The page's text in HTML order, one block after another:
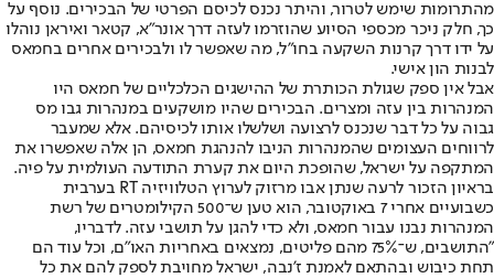
מהתרומות שימש לטרור, והיתר נכנס לכיסם הפרטי של הבכירים. נוסף על
כך, חלק ניכר מכספי הסיוע שהוזרמו לעזה דרך אונר"א, קטאר ואיראן נוהלו
על ידו דרך קרנות השקעה בחו"ל, מה שאפשר לו ולבכירים אחרים בחמאס
לבנות הון אישי.
אבל אין ספק שגולת הכותרת של ההישגים הכלכליים של חמאס היו
המנהרות בין עזה ומצרים. הבכירים שהיו מושקעים במנהרות גבו מס
גבוה על כל דבר שנכנס לרצועה ושלשלו אותו לכיסיהם. אלא שמעבר
לרווחים העצומים שהמנהרות הניבו להנהגת חמאס, הן אלה שאפשרו את
המתקפה על ישראל, שהופכת היום את קערת התודעה העולמית על פיה.
בראיון הזכור לרעה שנתן אבו מרזוק לערוץ הטלוויזיה RT בערבית
כשבועיים אחרי 7 באוקטובר, הוא טען ש־500 הקילומטרים של רשת
המנהרות נבנו עבור חמאס, ולא כדי להגן על תושבי עזה. לדבריו,
"התושבים, ש־75% מהם פליטים, נמצאים באחריות האו"ם, וכל עוד הם
תחת כיבוש ובהתאם לאמנת ז'נבה, ישראל מחויבת לספק להם את כל